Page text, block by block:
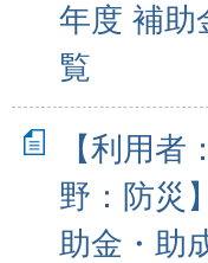
年度 補助
覧
【利用者
野：防災
助金・助